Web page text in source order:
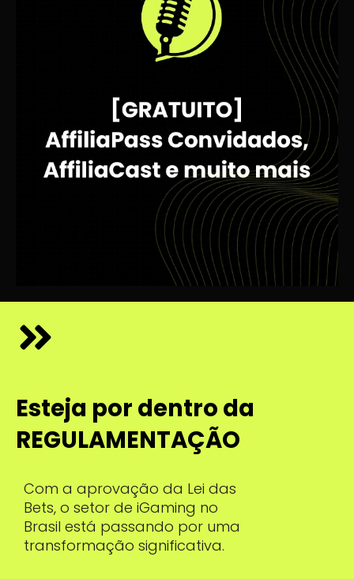
Esteja por dentro da
REGULAMENTAÇÃO
Com a aprovação da Lei das
Bets, o setor de iGaming no
Brasil está passando por uma
transformação significativa.